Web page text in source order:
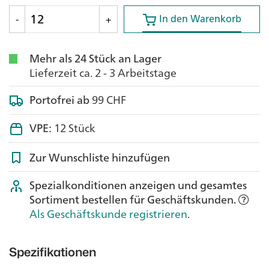
-
+ In den Warenkorb
In den Warenkorb
Mehr als 24 Stück an Lager
Lieferzeit ca. 2 - 3 Arbeitstage
Portofrei ab99 CHF
VPE: 12 Stück
Zur Wunschliste hinzufügen
Spezialkonditionen anzeigen und gesamtes
Sortiment bestellen für Geschäftskunden.
Als Geschäftskunde registrieren.
Spezifikationen